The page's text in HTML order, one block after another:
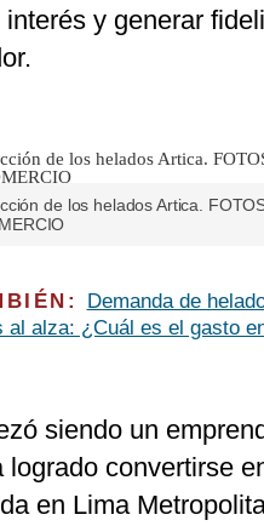
y generar
de los helados Artica.
Demanda de
al alza: ¿Cuál es el gasto
siendo un
logrado convertirse
en Lima